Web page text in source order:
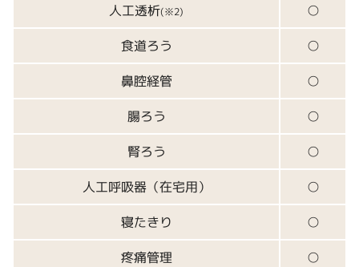
人工透析(※2)
○
食道ろう
○
鼻腔経管
○
腸ろう
○
腎ろう
○
人工呼吸器（在宅用）
○
寝たきり
○
疼痛管理
○